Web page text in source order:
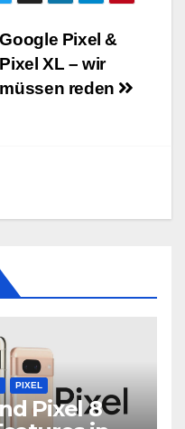
Google Pixel &
Pixel XL – wir
müssen reden
PIXEL
Pixel 8